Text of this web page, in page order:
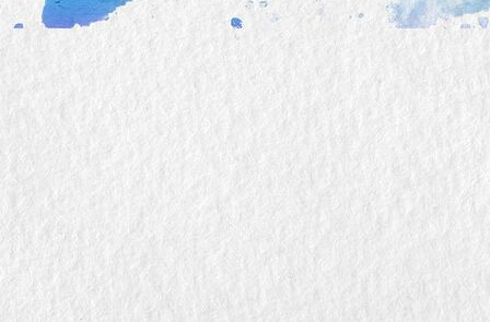
135581_original_3783x5675_optimized_optimized